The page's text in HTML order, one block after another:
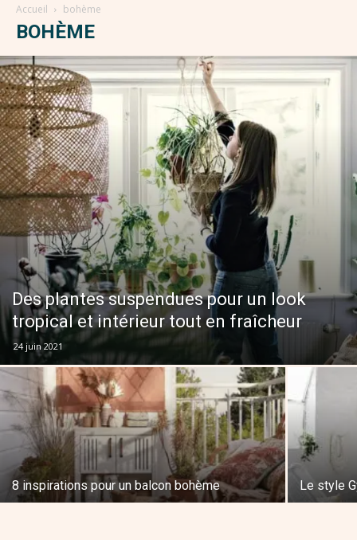
Accueil bohème
BOHÈME
Des plantes suspendues pour un look
tropical et intérieur tout en fraîcheur
24 juin 2021
8 inspirations pour un balcon bohème Le style